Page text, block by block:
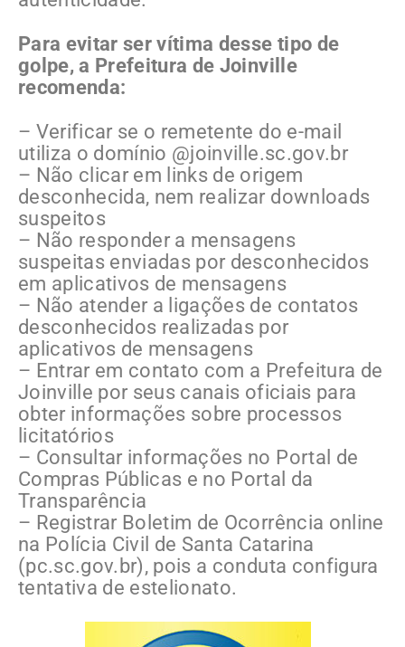
Para evitar ser vítima desse tipo de
golpe, a Prefeitura de Joinville
recomenda:
– Verificar se o remetente do e-mail
utiliza o domínio @joinville.sc.gov.br
– Não clicar em links de origem
desconhecida, nem realizar downloads
suspeitos
– Não responder a mensagens
suspeitas enviadas por desconhecidos
em aplicativos de mensagens
– Não atender a ligações de contatos
desconhecidos realizadas por
aplicativos de mensagens
– Entrar em contato com a Prefeitura de
Joinville por seus canais oficiais para
obter informações sobre processos
licitatórios
– Consultar informações no Portal de
Compras Públicas e no Portal da
Transparência
– Registrar Boletim de Ocorrência online
na Polícia Civil de Santa Catarina
(pc.sc.gov.br), pois a conduta configura
tentativa de estelionato.